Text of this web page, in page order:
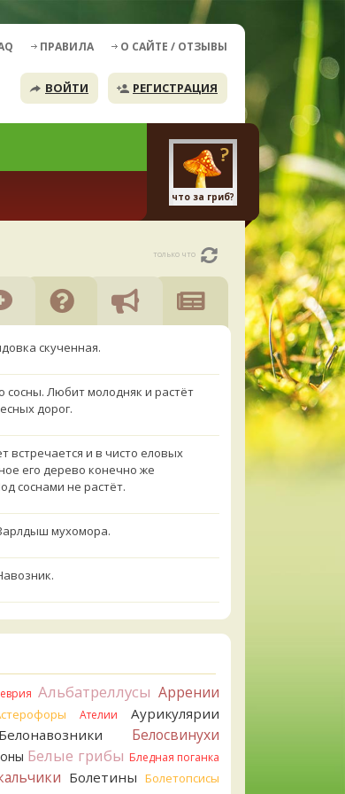
ПРАВИЛА О САЙТЕ / ОТЗЫВЫ
ВОЙТИ РЕГИСТРАЦИЯ
что за гриб?
только что
скученная.
сосны. Любит молодняк и растёт
дорог.
встречается и в чисто еловых
его дерево конечно же
соснами не растёт.
мухомора.
всего он.
то из рядовок. Цвета на фото вряд
мыльная, судя по пластинкам.
что не взяли.
чёрный, или близкие виды
Альбатреллусы Аррении
Ателии Аурикулярии
Белонавозники Белосвинухи
Белые грибы Бледная поганка
Болетины Болетопсисы